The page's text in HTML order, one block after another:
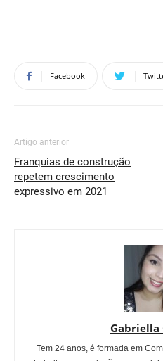
Facebook
Artigo anterior
Franquias de construção
repetem crescimento
expressivo em 2021
Gabriella
Tem 24 anos, é formada em